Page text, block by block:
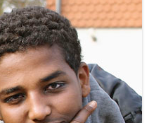
MENNA MULUGETA
VORSTAND UND ORGANISATION
SATZUNG UND LEITLINIEN
IMPRESSUM